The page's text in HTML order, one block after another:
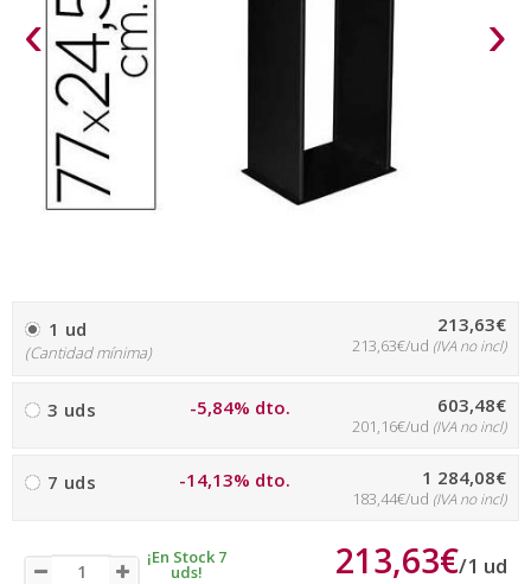
‹ ›
1 ud
(Cantidad mínima)
213,63€
213,63€/ud (IVA no incl)
3 uds -5,84% dto. 603,48€
201,16€/ud (IVA no incl)
7 uds -14,13% dto. 1 284,08€
183,44€/ud (IVA no incl)
¡En Stock 7
uds! 213,63€/1 ud